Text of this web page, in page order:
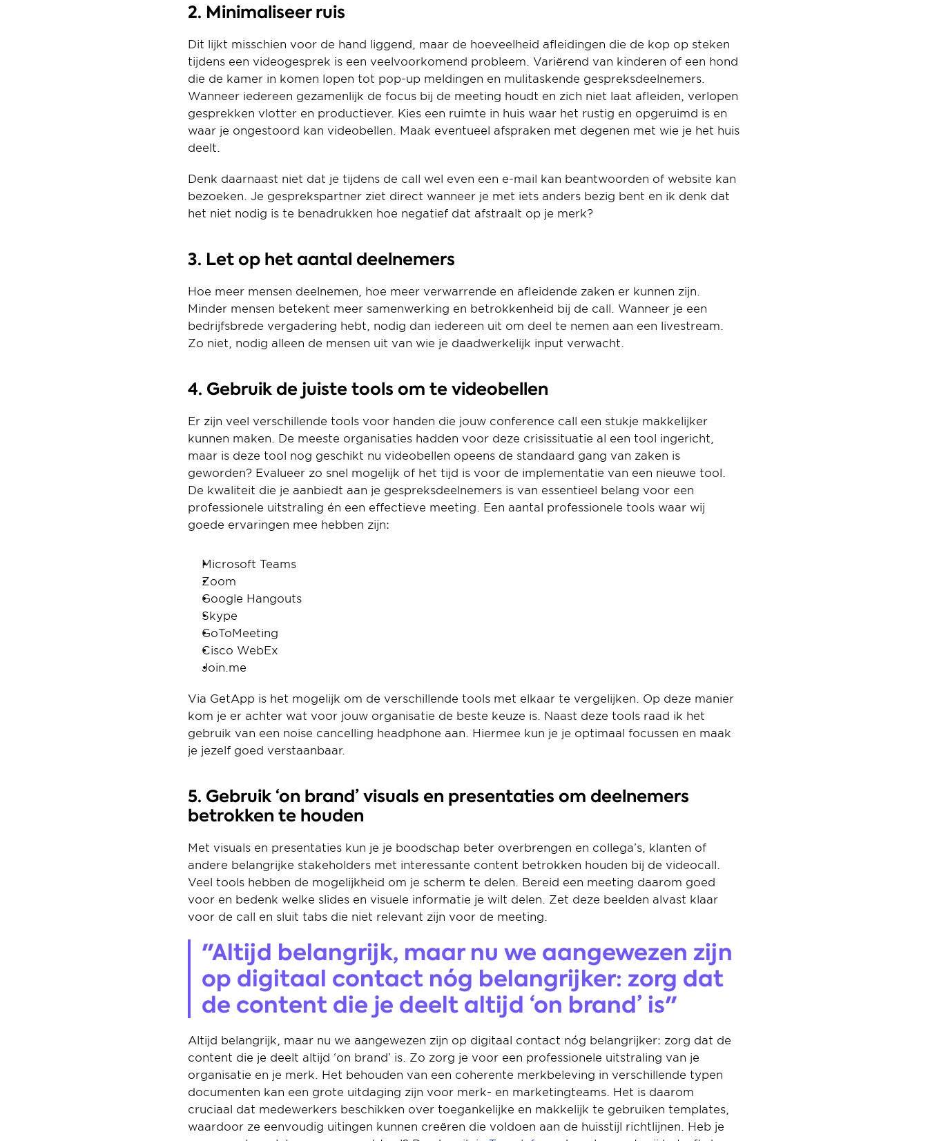
2. Minimaliseer ruis
Dit lijkt misschien voor de hand liggend, maar de hoeveelheid afleidingen die de kop op steken
tijdens een videogesprek is een veelvoorkomend probleem. Variërend van kinderen of een hond
die de kamer in komen lopen tot pop-up meldingen en mulitaskende gespreksdeelnemers.
Wanneer iedereen gezamenlijk de focus bij de meeting houdt en zich niet laat afleiden, verlopen
gesprekken vlotter en productiever. Kies een ruimte in huis waar het rustig en opgeruimd is en
waar je ongestoord kan videobellen. Maak eventueel afspraken met degenen met wie je het huis
deelt.
Denk daarnaast niet dat je tijdens de call wel even een e-mail kan beantwoorden of website kan
bezoeken. Je gesprekspartner ziet direct wanneer je met iets anders bezig bent en ik denk dat
het niet nodig is te benadrukken hoe negatief dat afstraalt op je merk?
3. Let op het aantal deelnemers
Hoe meer mensen deelnemen, hoe meer verwarrende en afleidende zaken er kunnen zijn.
Minder mensen betekent meer samenwerking en betrokkenheid bij de call. Wanneer je een
bedrijfsbrede vergadering hebt, nodig dan iedereen uit om deel te nemen aan een livestream.
Zo niet, nodig alleen de mensen uit van wie je daadwerkelijk input verwacht.
4. Gebruik de juiste tools om te videobellen
Er zijn veel verschillende tools voor handen die jouw conference call een stukje makkelijker
kunnen maken. De meeste organisaties hadden voor deze crisissituatie al een tool ingericht,
maar is deze tool nog geschikt nu videobellen opeens de standaard gang van zaken is
geworden? Evalueer zo snel mogelijk of het tijd is voor de implementatie van een nieuwe tool.
De kwaliteit die je aanbiedt aan je gespreksdeelnemers is van essentieel belang voor een
professionele uitstraling én een effectieve meeting. Een aantal professionele tools waar wij
goede ervaringen mee hebben zijn:
Microsoft Teams
Zoom
Google Hangouts
Skype
GoToMeeting
Cisco WebEx
Join.me
Via GetApp is het mogelijk om de verschillende tools met elkaar te vergelijken. Op deze manier
kom je er achter wat voor jouw organisatie de beste keuze is. Naast deze tools raad ik het
gebruik van een noise cancelling headphone aan. Hiermee kun je je optimaal focussen en maak
je jezelf goed verstaanbaar.
5. Gebruik ‘on brand’ visuals en presentaties om deelnemers
betrokken te houden
Met visuals en presentaties kun je je boodschap beter overbrengen en collega’s, klanten of
andere belangrijke stakeholders met interessante content betrokken houden bij de videocall.
Veel tools hebben de mogelijkheid om je scherm te delen. Bereid een meeting daarom goed
voor en bedenk welke slides en visuele informatie je wilt delen. Zet deze beelden alvast klaar
voor de call en sluit tabs die niet relevant zijn voor de meeting.
"Altijd belangrijk, maar nu we aangewezen zijn
op digitaal contact nóg belangrijker: zorg dat
de content die je deelt altijd ‘on brand’ is"
Altijd belangrijk, maar nu we aangewezen zijn op digitaal contact nóg belangrijker: zorg dat de
content die je deelt altijd ‘on brand’ is. Zo zorg je voor een professionele uitstraling van je
organisatie en je merk. Het behouden van een coherente merkbeleving in verschillende typen
documenten kan een grote uitdaging zijn voor merk- en marketingteams. Het is daarom
cruciaal dat medewerkers beschikken over toegankelijke en makkelijk te gebruiken templates,
waardoor ze eenvoudig uitingen kunnen creëren die voldoen aan de huisstijl richtlijnen. Heb je